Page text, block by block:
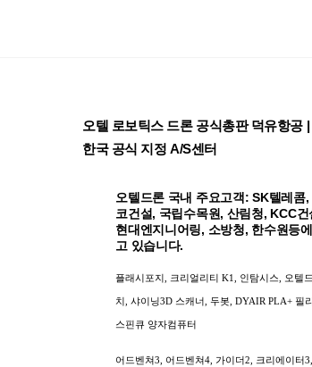
오텔 로보틱스 드론 공식총판 덕유항공 |
한국 공식 지정 A/S센터
오텔드론 국내 주요고객: SK텔레콤
코건설, 국립수목원, 산림청, KCC
현대엔지니어링, 소방청, 한수원등
고 있습니다.
플래시포지, 크리얼리티 K1, 인탐시스, 오텔
치, 샤이닝3D 스캐너, 두봇, DYAIR PLA+ 필
스핀큐 양자컴퓨터
어드벤쳐3, 어드벤쳐4, 가이더2, 크리에이터